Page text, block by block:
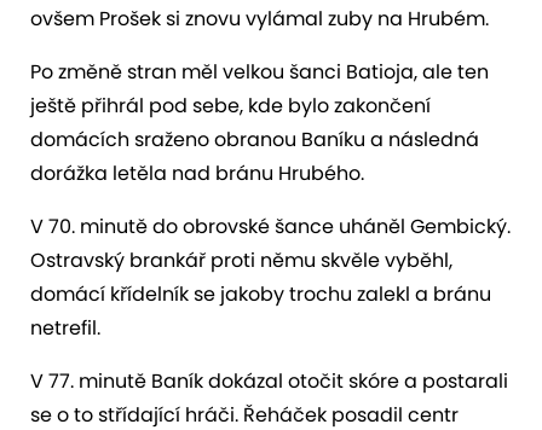
ovšem Prošek si znovu vylámal zuby na Hrubém.
Po změně stran měl velkou šanci Batioja, ale ten
ještě přihrál pod sebe, kde bylo zakončení
domácích sraženo obranou Baníku a následná
dorážka letěla nad bránu Hrubého.
V 70. minutě do obrovské šance uháněl Gembický.
Ostravský brankář proti němu skvěle vyběhl,
domácí křídelník se jakoby trochu zalekl a bránu
netrefil.
V 77. minutě Baník dokázal otočit skóre a postarali
se o to střídající hráči. Řeháček posadil centr